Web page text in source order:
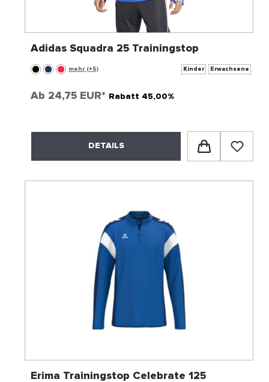
Adidas Squadra 25 Trainingstop
mehr (+5) Kinder Erwachsene
Ab 24,75 EUR* Rabatt 45,00%
DETAILS
Erima Trainingstop Celebrate 125